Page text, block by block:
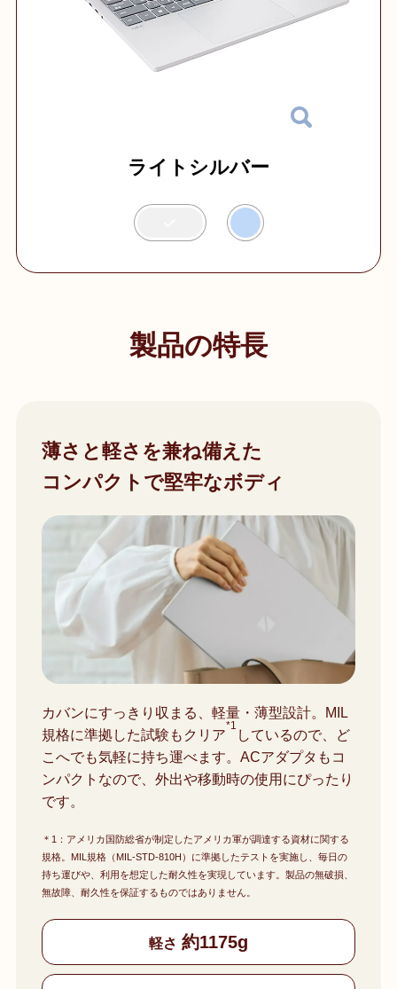
ライトシルバー
製品の特長
薄さと軽さを兼ね備えた
コンパクトで堅牢なボディ
カバンにすっきり収まる、軽量・薄型設計。MIL
規格に準拠した試験もクリア
*1
しているので、ど
こへでも気軽に持ち運べます。ACアダプタもコ
ンパクトなので、外出や移動時の使用にぴったり
です。
＊1：アメリカ国防総省が制定したアメリカ軍が調達する資材に関する
規格。MIL規格（MIL-STD-810H）に準拠したテストを実施し、毎日の
持ち運びや、利用を想定した耐久性を実現しています。製品の無破損、
無故障、耐久性を保証するものではありません。
軽さ 約1175g